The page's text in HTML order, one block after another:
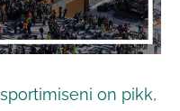
on pikk,